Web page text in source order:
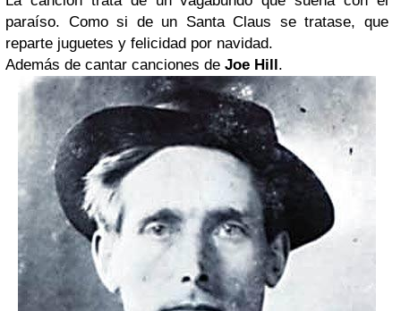
paraíso. Como si de un Santa Claus se tratase, que
reparte juguetes y felicidad por navidad.
Además de cantar canciones de Joe Hill.